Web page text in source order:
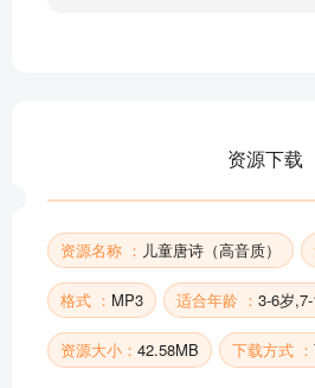
望庐山瀑布_李白
部分目录展示 ▶ 下载后解锁 41
资源下载
资源名称 ： 儿童唐诗（高音质）
格式 ： MP3 适合年龄 ： 3-6岁
资源大小： 42.58MB 下载方式 ：